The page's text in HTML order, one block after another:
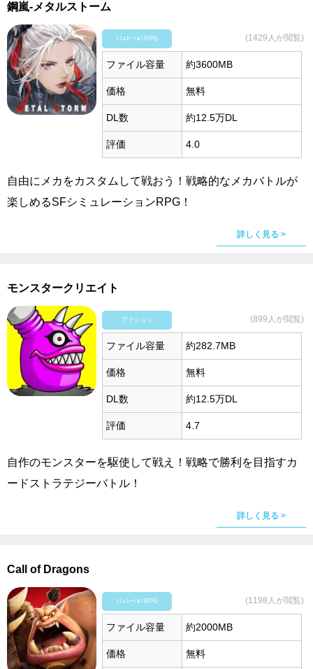
鋼嵐-メタルストーム
ｼﾐｭﾚｰｼｮﾝRPG (1429人が閲覧)
ファイル容量 約3600MB
価格 無料
DL数 約12.5万DL
評価 4.0
自由にメカをカスタムして戦おう！戦略的なメカバトルが
楽しめるSFシミュレーションRPG！
詳しく見る >
モンスタークリエイト
アクション (899人が閲覧)
ファイル容量 約282.7MB
価格 無料
DL数 約12.5万DL
評価 4.7
自作のモンスターを駆使して戦え！戦略で勝利を目指すカ
ードストラテジーバトル！
詳しく見る >
Call of Dragons
ｼﾐｭﾚｰｼｮﾝRPG (1198人が閲覧)
ファイル容量 約2000MB
価格 無料